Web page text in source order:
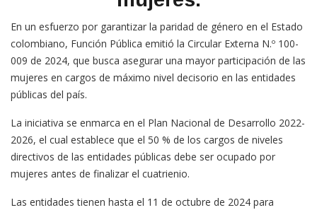
En un esfuerzo por garantizar la paridad de género en el Estado
colombiano, Función Pública emitió la Circular Externa N.º 100-
009 de 2024, que busca asegurar una mayor participación de las
mujeres en cargos de máximo nivel decisorio en las entidades
públicas del país.
La iniciativa se enmarca en el Plan Nacional de Desarrollo 2022-
2026, el cual establece que el 50 % de los cargos de niveles
directivos de las entidades públicas debe ser ocupado por
mujeres antes de finalizar el cuatrienio.
Las entidades tienen hasta el 11 de octubre de 2024 para